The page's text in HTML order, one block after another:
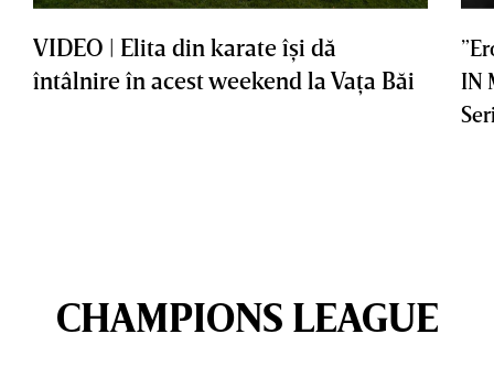
VIDEO | Elita din karate îşi dă
întâlnire în acest weekend la Vaţa Băi
IN
CHAMPIONS LEAGUE